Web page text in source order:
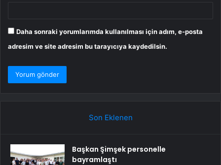
Daha sonraki yorumlarımda kullanılması için adım, e-posta
adresim ve site adresim bu tarayıcıya kaydedilsin.
Son Eklenen
Başkan Şimşek personelle
bayramlaştı